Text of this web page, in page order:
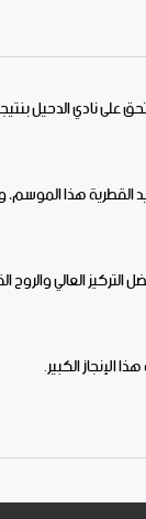
القطرية هذا
التركيز العالي
الإنجاز الكبير.